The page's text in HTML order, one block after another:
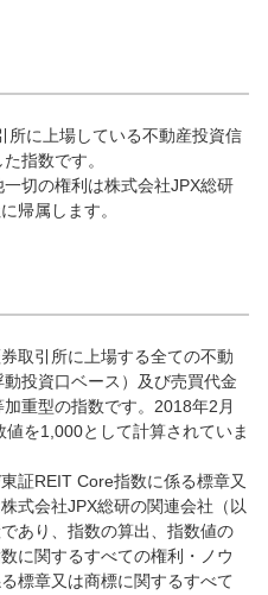
所に上場している不動産投資信
指数です。
切の権利は株式会社JPX総研
帰属します。
取引所に上場する全ての不動
投資口ベース）及び売買代金
重型の指数です。2018年2月
を1,000として計算されていま
証REIT Core指数に係る標章又
式会社JPX総研の関連会社（以
あり、指数の算出、指数値の
に関するすべての権利・ノウ
標章又は商標に関するすべて